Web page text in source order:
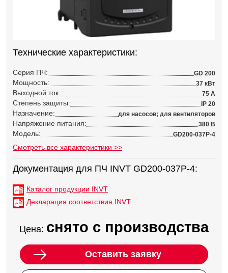
Технические характеристики:
Серия ПЧ: GD 200
Мощность: 37 кВт
Выходной ток: 75 А
Степень защиты: IP 20
Назначение: для насосов; для вентиляторов
Напряжение питания: 380 В
Модель: GD200-037P-4
Смотреть все характеристики >>
Документация для ПЧ INVT GD200-037P-4:
Каталог продукции INVT
Декларация соответствия INVT
Цена: снято с производства
Оставить заявку